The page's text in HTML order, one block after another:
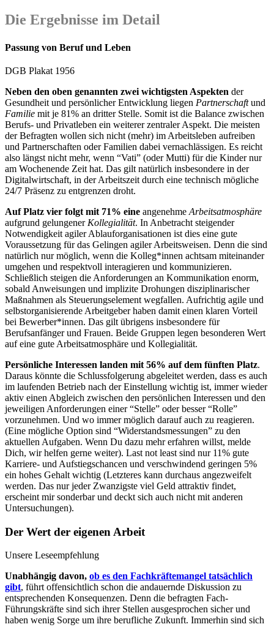
Die Ergebnisse im Detail
Passung von Beruf und Leben
DGB Plakat 1956
Neben den oben genannten zwei wichtigsten Aspekten der
Gesundheit und persönlicher Entwicklung liegen Partnerschaftund
Familie mit je 81% an dritter Stelle. Somit ist die Balance zwischen
Berufs- und Privatleben ein weiterer zentraler Aspekt. Die meisten
der Befragten wollen sich nicht (mehr) im Arbeitsleben aufreiben
und Partnerschaften oder Familien dabei vernachlässigen. Es reicht
also längst nicht mehr, wenn “Vati” (oder Mutti) für die Kinder nur
am Wochenende Zeit hat. Das gilt natürlich insbesondere in der
Digitalwirtschaft, in der Arbeitszeit durch eine technisch mögliche
24/7 Präsenz zu entgrenzen droht.
Auf Platz vier folgt mit 71% eine angenehme Arbeitsatmosphäre
aufgrund gelungener Kollegialität. In Anbetracht steigender
Notwendigkeit agiler Ablauforganisationen ist dies eine gute
Voraussetzung für das Gelingen agiler Arbeitsweisen. Denn die sind
natürlich nur möglich, wenn die Kolleg*innen achtsam miteinander
umgehen und respektvoll interagieren und kommunizieren.
Schließlich steigen die Anforderungen an Kommunikation enorm,
sobald Anweisungen und implizite Drohungen disziplinarischer
Maßnahmen als Steuerungselement wegfallen. Aufrichtig agile und
selbstorganisierende Arbeitgeber haben damit einen klaren Vorteil
bei Bewerber*innen. Das gilt übrigens insbesondere für
Berufsanfänger und Frauen. Beide Gruppen legen besonderen Wert
auf eine gute Arbeitsatmosphäre und Kollegialität.
Persönliche Interessen landen mit 56% auf dem fünften Platz.
Daraus könnte die Schlussfolgerung abgeleitet werden, dass es auch
im laufenden Betrieb nach der Einstellung wichtig ist, immer wieder
aktiv einen Abgleich zwischen den persönlichen Interessen und den
jeweiligen Anforderungen einer “Stelle” oder besser “Rolle”
vorzunehmen. Und wo immer möglich darauf auch zu reagieren.
(Eine mögliche Option sind “Widerstandsmessungen” zu den
aktuellen Aufgaben. Wenn Du dazu mehr erfahren willst, melde
Dich, wir helfen gerne weiter). Last not least sind nur 11% gute
Karriere- und Aufstiegschancen und verschwindend geringen 5%
ein hohes Gehalt wichtig (Letzteres kann durchaus angezweifelt
werden. Das nur jeder Zwanzigste viel Geld attraktiv findet,
erscheint mir sonderbar und deckt sich auch nicht mit anderen
Untersuchungen).
Der Wert der eigenen Arbeit
Unsere Leseempfehlung
Unabhängig davon, ob es den Fachkräftemangel tatsächlich
gibt, führt offensichtlich schon die andauernde Diskussion zu
entsprechenden Konsequenzen. Denn die befragten Fach-
Führungskräfte sind sich ihrer Stellen ausgesprochen sicher und
haben wenig Sorge um ihre berufliche Zukunft. Immerhin sind sich